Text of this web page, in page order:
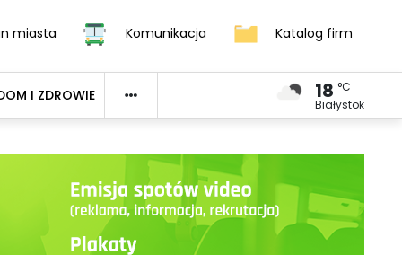
miasta Komunikacja Katalog firm
I ZDROWIE 18 °C
Białystok